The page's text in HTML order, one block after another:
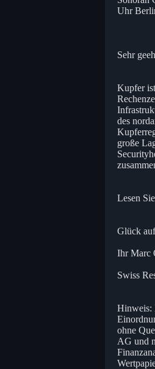
Uhr
Sehr
Kupfer
des
große
Lesen
Glück
Ihr Marc
Swiss
Hinweis:
ohne
AG und